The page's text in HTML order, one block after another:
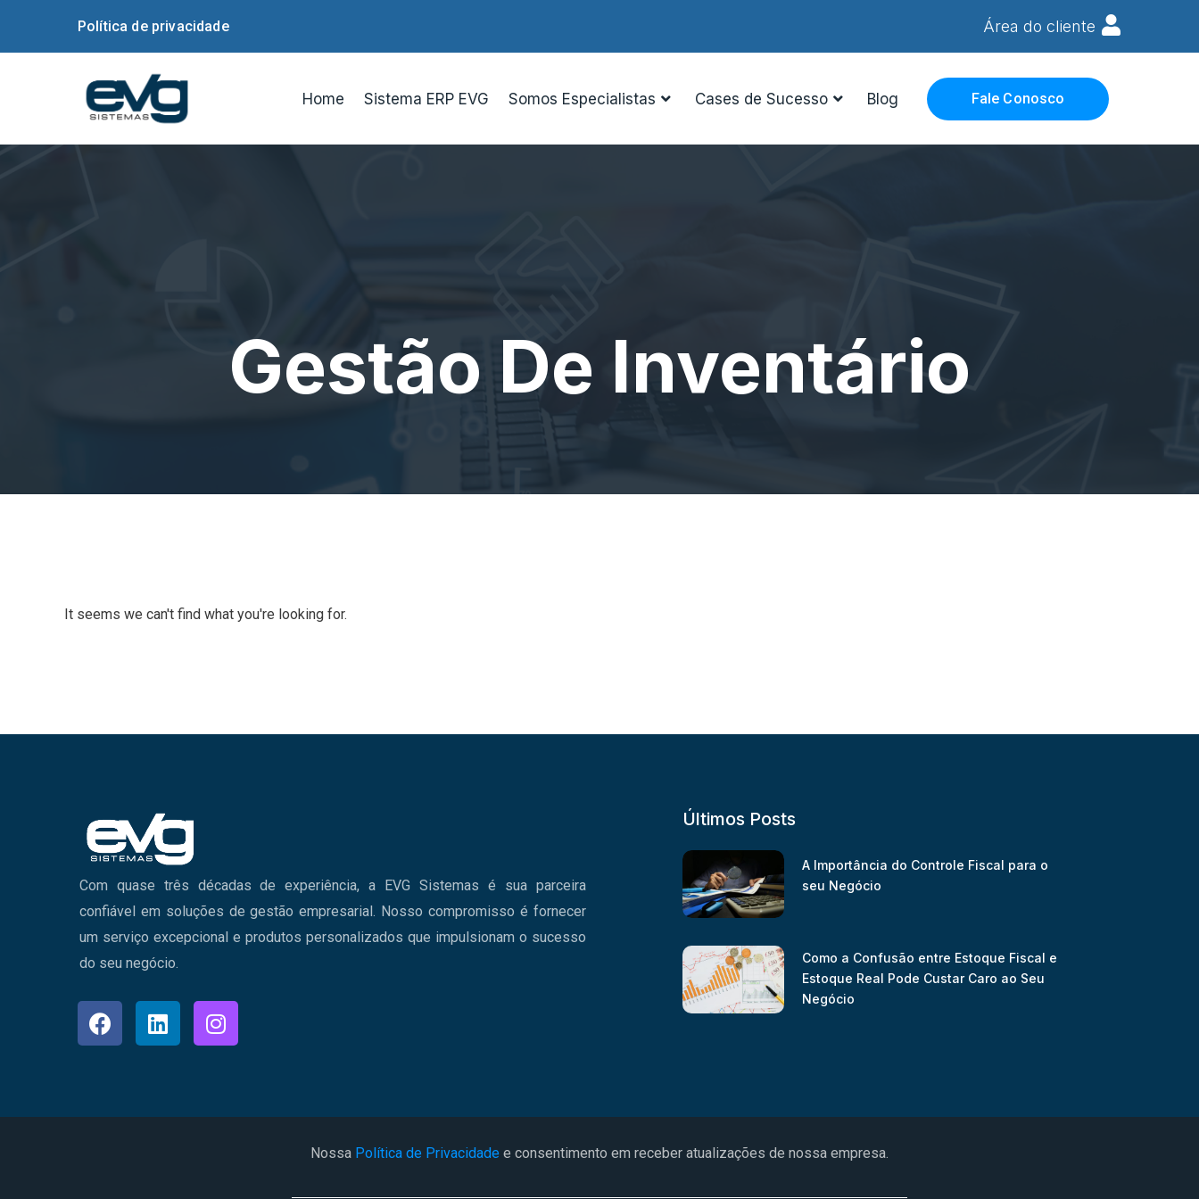
Política de privacidade Área do cliente
Home Sistema ERP EVG Somos Especialistas Cases de Sucesso Blog Fale Conosco
Gestão De Inventário
It seems we can't find what you're looking for.
Com quase três décadas de experiência, a EVG Sistemas é sua parceira
confiável em soluções de gestão empresarial. Nosso compromisso é fornecer
um serviço excepcional e produtos personalizados que impulsionam o sucesso
do seu negócio.
Últimos Posts
A Importância do Controle Fiscal para o
seu Negócio
Como a Confusão entre Estoque Fiscal e
Estoque Real Pode Custar Caro ao Seu
Negócio
Nossa Política de Privacidade e consentimento em receber atualizações de nossa empresa.